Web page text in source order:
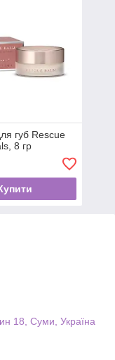
губ Rescue
8 гр
18, Суми, Україна